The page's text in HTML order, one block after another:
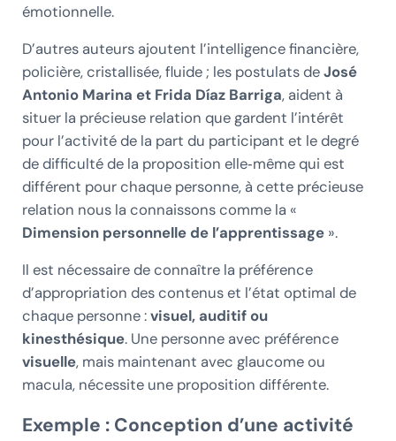
émotionnelle.
D’autres auteurs ajoutent l’intelligence financière,
policière, cristallisée, fluide ; les postulats deJosé
Antonio Marina et Frida Díaz Barriga, aident à
situer la précieuse relation que gardent l’intérêt
pour l’activité de la part du participant et le degré
de difficulté de la proposition elle‑même qui est
différent pour chaque personne, à cette précieuse
relation nous la connaissons comme la «
Dimension personnelle de l’apprentissage».
Il est nécessaire de connaître la préférence
d’appropriation des contenus et l’état optimal de
chaque personne :visuel, auditif ou
kinesthésique. Une personne avec préférence
visuelle, mais maintenant avec glaucome ou
macula, nécessite une proposition différente.
Exemple : Conception d’une activité